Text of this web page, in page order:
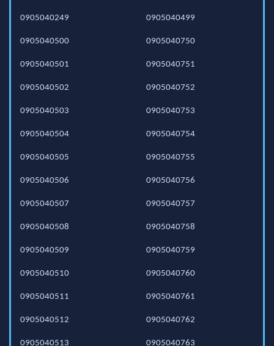
0905040249 0905040499
0905040500
0905040501
0905040502
0905040503
0905040504
0905040505
0905040506
0905040507
0905040508
0905040509
0905040510
0905040511
0905040512
0905040513
0905040750
0905040751
0905040752
0905040753
0905040754
0905040755
0905040756
0905040757
0905040758
0905040759
0905040760
0905040761
0905040762
0905040763